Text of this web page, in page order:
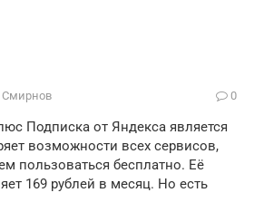
Смирнов 0
Подписка от Яндекса является
возможности всех сервисов,
пользоваться бесплатно. Её
169 рублей в месяц. Но есть